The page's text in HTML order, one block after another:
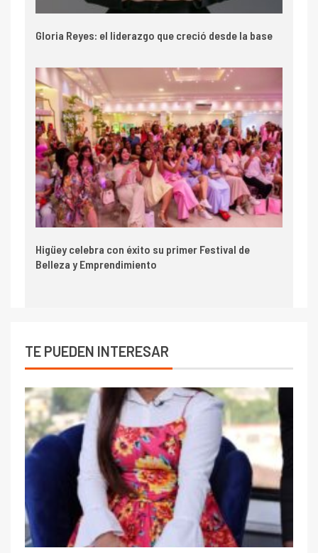
Gloria Reyes: el liderazgo que creció desde la base
Higüey celebra con éxito su primer Festival de
Belleza y Emprendimiento
TE PUEDEN INTERESAR